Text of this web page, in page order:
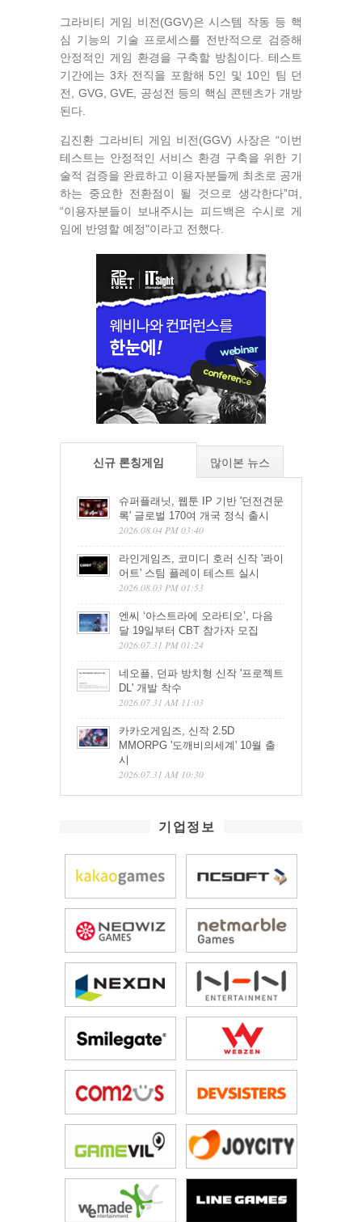
그라비티 게임 비전(GGV)은 시스템 작동 등 핵
심 기능의 기술 프로세스를 전반적으로 검증해
안정적인 게임 환경을 구축할 방침이다. 테스트
기간에는 3차 전직을 포함해 5인 및 10인 팀 던
전, GVG, GVE, 공성전 등의 핵심 콘텐츠가 개방
된다.
김진환 그라비티 게임 비전(GGV) 사장은 “이번
테스트는 안정적인 서비스 환경 구축을 위한 기
술적 검증을 완료하고 이용자분들께 최초로 공개
하는 중요한 전환점이 될 것으로 생각한다”며,
“이용자분들이 보내주시는 피드백은 수시로 게
임에 반영할 예정"이라고 전했다.
신규 론칭게임 많이본 뉴스
슈퍼플래닛, 웹툰 IP 기반 '던전견문
록' 글로벌 170여 개국 정식 출시
2026.08.04 PM 03:40
라인게임즈, 코미디 호러 신작 '콰이
어트' 스팀 플레이 테스트 실시
2026.08.03 PM 01:53
엔씨 ‘아스트라에 오라티오’, 다음
달 19일부터 CBT 참가자 모집
2026.07.31 PM 01:24
네오플, 던파 방치형 신작 '프로젝트
DL' 개발 착수
2026.07.31 AM 11:03
카카오게임즈, 신작 2.5D
MMORPG '도깨비의세계' 10월 출
시
2026.07.31 AM 10:30
기업정보